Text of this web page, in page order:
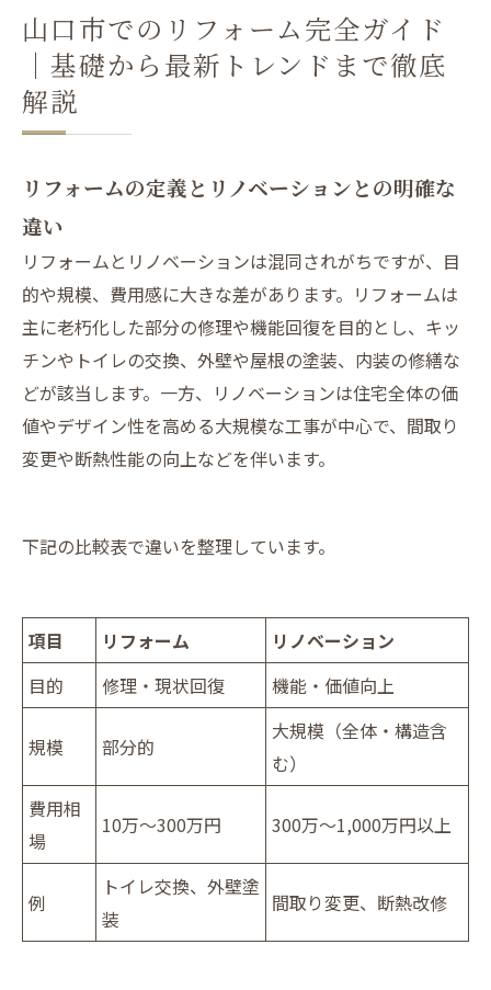
ン性と機能性を両立
リフォーム全工程ガイド｜相談からアフター保
証までの流れ詳細
山口市のリフォームについて
理由について
会社概要
関連エリア
対応地域
山口市でのリフォーム完全ガイド
｜基礎から最新トレンドまで徹底
解説
リフォームの定義とリノベーションとの明確な
違い
リフォームとリノベーションは混同されがちですが、目
的や規模、費用感に大きな差があります。リフォームは
主に老朽化した部分の修理や機能回復を目的とし、キッ
チンやトイレの交換、外壁や屋根の塗装、内装の修繕な
どが該当します。一方、リノベーションは住宅全体の価
値やデザイン性を高める大規模な工事が中心で、間取り
変更や断熱性能の向上などを伴います。
下記の比較表で違いを整理しています。
項目 リフォーム
リノベーション
目的
修理・現状回復 機能・価値向上
規模 部分的
大規模（全体・構造含
む）
費用相
場
10万～300万円 300万～1,000万円以上
例
トイレ交換、外壁塗
装
間取り変更、断熱改修